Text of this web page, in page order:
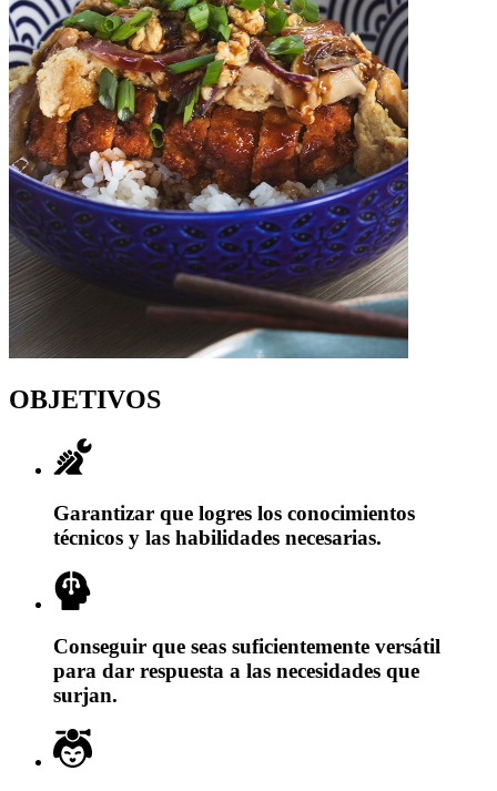
OBJETIVOS
Garantizar que logres los conocimientos
técnicos y las habilidades necesarias.
Conseguir que seas suficientemente versátil
para dar respuesta a las necesidades que
surjan.